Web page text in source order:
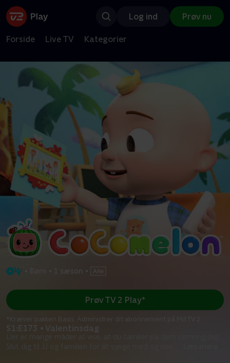
Log ind Prøv nu
Forside Live TV Kategorier
1 sæson •
S1:E173 • Valentinsdag
Der er mange måder at vise, at du tænker på dem okmring dig!
Slut dig til JJ og familien for at synge med og vise,
Prøv TV 2 Play*
*Kræver pakken Basis. Administrer dit abonnement på Mit TV 2.